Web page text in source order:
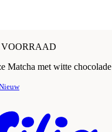
VOORRAAD
Matcha met witte chocolade